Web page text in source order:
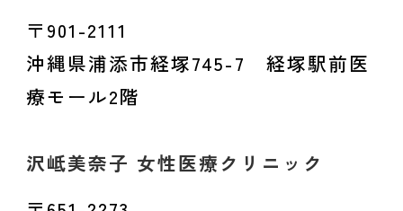
〒901-2111
沖縄県浦添市経塚745-7 経塚駅前医
療モール2階
沢岻美奈子 女性医療クリニック